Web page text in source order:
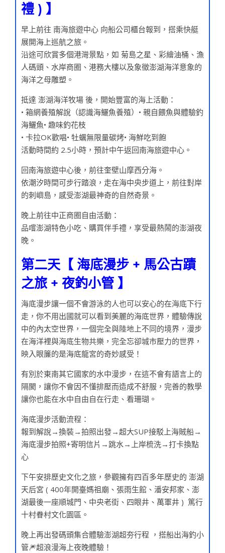
禮 ) 】
早上前往 南海旅遊中心 向船公司櫃台報到，搭乘快艇
展開海上巡航之旅。
沿途可欣賞多個港灣景點，如 菊島之星、彩繪油桶、漁
人碼頭、水岸商圈、港務大樓以及象徵澎湖海洋意象的
海洋之母雕塑。
抵達 澎湖海洋牧場 後，開始豐富的海上活動：
• 箱網養殖解說（認識海鱺魚養殖）• 親自餵魚與體驗釣
海鱺魚• 趣味釣花枝
• 卡拉OK歡唱• 牡蠣無限量碳烤• 海鮮吃到飽
活動時間約 2.5小時，預計中午返回南海旅遊中心。
回南海旅遊中心後，前往奎壁山摩西分海。
依潮汐時間可步行踏浪，走在海中央步道上，前往對岸
的刺嶼島，感受澎湖最神奇的自然奇景。
晚上前往中正商圈自由活動：
品嚐澎湖特色小吃、購買伴手禮，享受最熱鬧的澎湖夜
晚。
第二天【 海底漫步 + 馬公古蹟
之旅 + 夜釣小管 】
海底漫步讓一個不會游泳的人也可以安心的在海底下行
走，你不用出國就可以看到美麗的海底世界，體驗傳說
中的內太空世界，一個完全與陸地上不同的境界，漫步
在海洋裡與海底生物共樂，完全忘卻城市壓力的世界，
映入眼簾的是海底龍宮的奇妙感受！
有別於東南其它國家的水中漫步，在這不會有語言上的
隔閡，讓你不會因不懂排壓而造成不舒服，完善的教學
讓你也能在水中自由自在行走、看珊瑚。
海底漫步活動流程：
報到解說→換裝→拍照出發→超大SUP接駁上海賊船→
海底漫步拍照+寄明信片→跳水→上岸梳洗→打卡換點
心
下午安排歷史文化之旅，參觀擁有四百多年歷史的 澎湖
天后宮 ( 400年開臺媽祖廟、張雨生館、潘安邦家、澎
湖最後一座順城門、中央老街、四眼井、萬軍井 ) 篤行
十村眷村文化園區。
晚上再出發碼頭集合體驗澎湖超夯行程 ，搭船出海釣小
管🎆超浪漫海上夜晚體驗！